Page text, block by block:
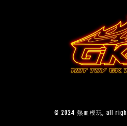
© 2024 熱血模玩, all